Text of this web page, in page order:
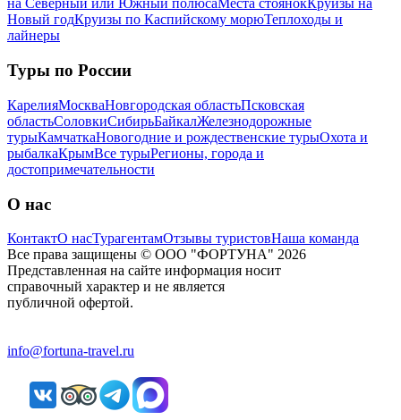
на Северный или Южный полюсаМеста стоянокКруизы на
Новый годКруизы по Каспийскому морюТеплоходы и
лайнеры
Туры по России
КарелияМоскваНовгородская областьПсковская
областьСоловкиСибирьБайкалЖелезнодорожные
турыКамчаткаНовогодние и рождественские турыОхота и
рыбалкаКрымВсе турыРегионы, города и
достопримечательности
О нас
КонтактО насТурагентамОтзывы туристовНаша команда
Все права защищены © ООО "ФОРТУНА" 2026
Представленная на сайте информация носит
справочный характер и не является
публичной офертой.
info@fortuna-travel.ru